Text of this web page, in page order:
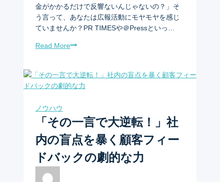
金がかかるだけで反響ないんじゃないの？」そ
う言って、あなたは広報活動にモヤモヤを感じ
ていませんか？PR TIMESや＠Pressといっ…
Read More
ノウハウ
「その一言で大逆転！」社
内の盲点を暴く顧客フィー
ドバックの劇的な力